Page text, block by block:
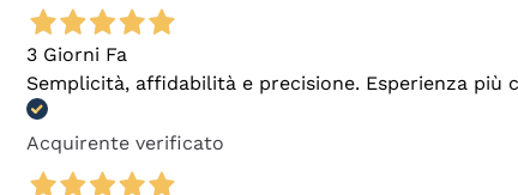
3 Giorni Fa
Semplicità, affidabilità e precisione. Esperienza più
Acquirente verificato